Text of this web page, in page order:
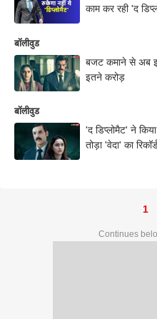
काम कर रही 'द
बॉलीवुड
बजट कमाने से अब
इतने करोड़
बॉलीवुड
'द डिप्लोमैट' ने
तोड़ा 'वेदा' का
1
Continues